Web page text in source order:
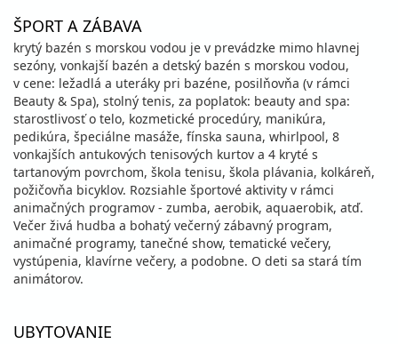
ŠPORT A ZÁBAVA
krytý bazén s morskou vodou je v prevádzke mimo hlavnej
sezóny, vonkajší bazén a detský bazén s morskou vodou,
v cene: ležadlá a uteráky pri bazéne, posilňovňa (v rámci
Beauty & Spa), stolný tenis, za poplatok: beauty and spa:
starostlivosť o telo, kozmetické procedúry, manikúra,
pedikúra, špeciálne masáže, fínska sauna, whirlpool, 8
vonkajších antukových tenisových kurtov a 4 kryté s
tartanovým povrchom, škola tenisu, škola plávania, kolkáreň,
požičovňa bicyklov. Rozsiahle športové aktivity v rámci
animačných programov - zumba, aerobik, aquaerobik, atď.
Večer živá hudba a bohatý večerný zábavný program,
animačné programy, tanečné show, tematické večery,
vystúpenia, klavírne večery, a podobne. O deti sa stará tím
animátorov.
UBYTOVANIE